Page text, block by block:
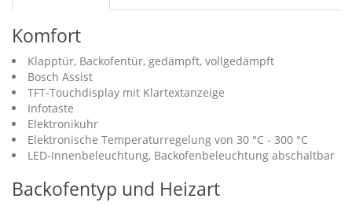
Komfort
Klapptür, Backofentür, gedämpft, vollgedämpft
Bosch Assist
TFT-Touchdisplay mit Klartextanzeige
Infotaste
Elektronikuhr
Elektronische Temperaturregelung von 30 °C - 300 °C
LED-Innenbeleuchtung, Backofenbeleuchtung abschaltbar
Backofentyp und Heizart